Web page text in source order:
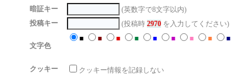
暗証キー
(英数字で8文字以内)
投稿キー
(投稿時 2970 を入力してください)
文字色
■ ■ ■ ■ ■ ■ ■ ■ ■
クッキー クッキー情報を記録しない